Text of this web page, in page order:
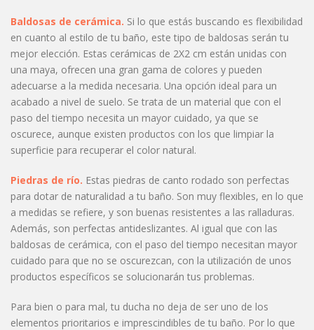
Baldosas de cerámica. Si lo que estás buscando es flexibilidad
en cuanto al estilo de tu baño, este tipo de baldosas serán tu
mejor elección. Estas cerámicas de 2X2 cm están unidas con
una maya, ofrecen una gran gama de colores y pueden
adecuarse a la medida necesaria. Una opción ideal para un
acabado a nivel de suelo. Se trata de un material que con el
paso del tiempo necesita un mayor cuidado, ya que se
oscurece, aunque existen productos con los que limpiar la
superficie para recuperar el color natural.
Piedras de río. Estas piedras de canto rodado son perfectas
para dotar de naturalidad a tu baño. Son muy flexibles, en lo que
a medidas se refiere, y son buenas resistentes a las ralladuras.
Además, son perfectas antideslizantes. Al igual que con las
baldosas de cerámica, con el paso del tiempo necesitan mayor
cuidado para que no se oscurezcan, con la utilización de unos
productos específicos se solucionarán tus problemas.
Para bien o para mal, tu ducha no deja de ser uno de los
elementos prioritarios e imprescindibles de tu baño. Por lo que